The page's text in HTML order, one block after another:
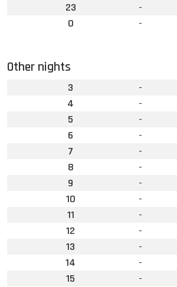
23
-
0
-
Other nights
3
-
4
-
5
-
6
-
7
-
8
-
9
-
10
-
11
-
12
-
13
-
14
-
15
-